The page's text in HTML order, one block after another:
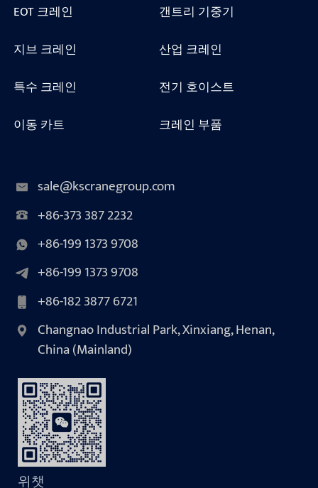
EOT 크레인
갠트리 기중기
지브 크레인
산업 크레인
특수 크레인
전기 호이스트
이동 카트
크레인 부품
sale@kscranegroup.com
+86-373 387 2232
+86-199 1373 9708
+86-199 1373 9708
+86-182 3877 6721
Changnao Industrial Park, Xinxiang, Henan,
China (Mainland)
위챗